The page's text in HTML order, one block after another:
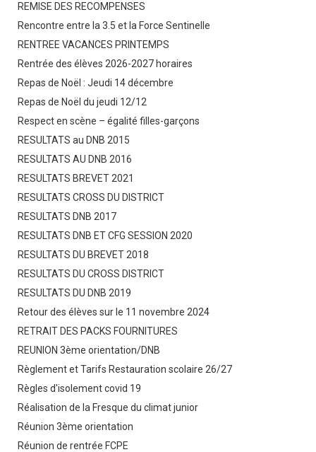
REMISE DES RECOMPENSES
Rencontre entre la 3.5 et la Force Sentinelle
RENTREE VACANCES PRINTEMPS
Rentrée des élèves 2026-2027 horaires
Repas de Noël : Jeudi 14 décembre
Repas de Noël du jeudi 12/12
Respect en scène – égalité filles-garçons
RESULTATS au DNB 2015
RESULTATS AU DNB 2016
RESULTATS BREVET 2021
RESULTATS CROSS DU DISTRICT
RESULTATS DNB 2017
RESULTATS DNB ET CFG SESSION 2020
RESULTATS DU BREVET 2018
RESULTATS DU CROSS DISTRICT
RESULTATS DU DNB 2019
Retour des élèves sur le 11 novembre 2024
RETRAIT DES PACKS FOURNITURES
REUNION 3ème orientation/DNB
Règlement et Tarifs Restauration scolaire 26/27
Règles d'isolement covid 19
Réalisation de la Fresque du climat junior
Réunion 3ème orientation
Réunion de rentrée FCPE